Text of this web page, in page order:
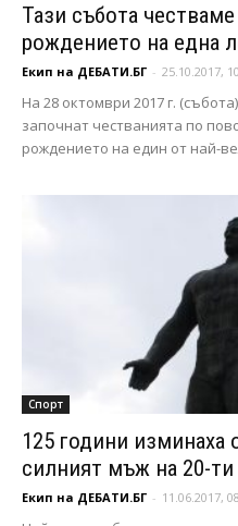
Тази събота
рождението на една
Екип на ДЕБАТИ.БГ - 25.10.2017,
На 28 октомври 2017 г.
започнат честванията по
рождението на един от най-
Спорт
125 години изминаха
силният мъж на 20-ти
Екип на ДЕБАТИ.БГ - 11.06.2017,